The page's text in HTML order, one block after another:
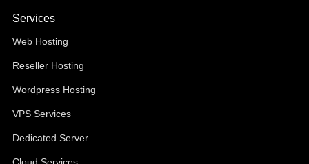
Services
Web Hosting
Reseller Hosting
Wordpress Hosting
VPS Services
Dedicated Server